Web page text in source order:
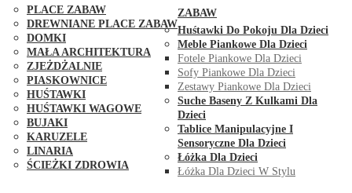
PLACE ZABAW
DREWNIANE PLACE ZABAW
DOMKI
MAŁA ARCHITEKTURA
ZJEŻDŻALNIE
PIASKOWNICE
HUŚTAWKI
HUŚTAWKI WAGOWE
BUJAKI
KARUZELE
LINARIA
ŚCIEŻKI ZDROWIA
ZABAW
Huśtawki Do Pokoju Dla Dzieci
Meble Piankowe Dla Dzieci
Fotele Piankowe Dla Dzieci
Sofy Piankowe Dla Dzieci
Zestawy Piankowe Dla Dzieci
Suche Baseny Z Kulkami Dla
Dzieci
Tablice Manipulacyjne I
Sensoryczne Dla Dzieci
Łóżka Dla Dzieci
Łóżka Dla Dzieci W Stylu